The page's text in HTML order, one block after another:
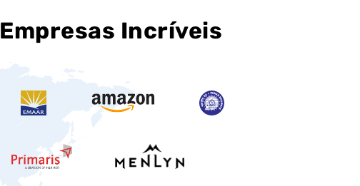
Empresas Incríveis